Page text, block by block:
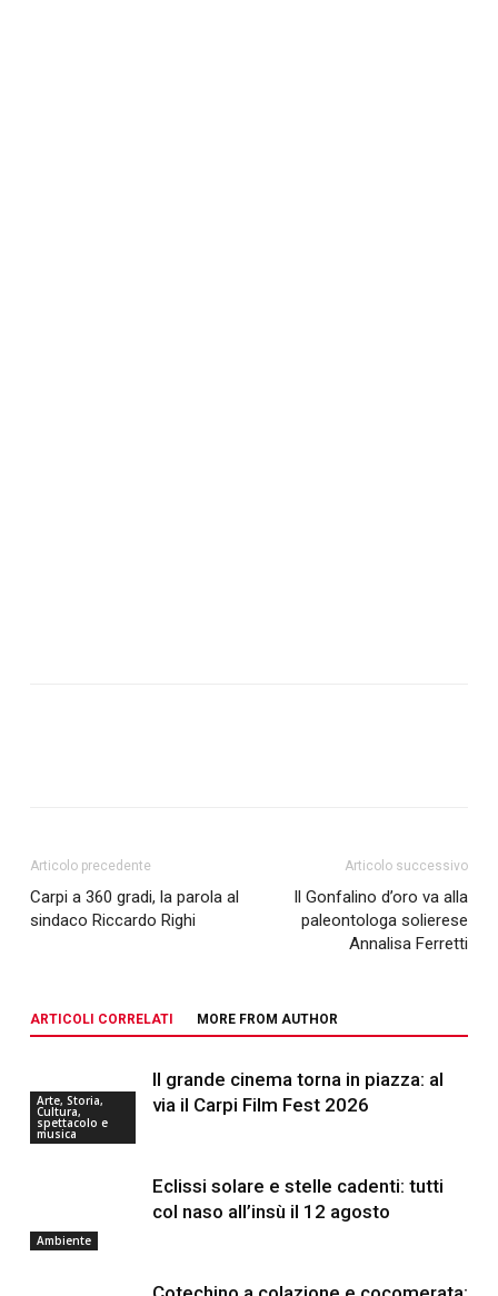
Articolo precedente
Carpi a 360 gradi, la parola al
sindaco Riccardo Righi
Articolo successivo
Il Gonfalino d’oro va alla
paleontologa solierese
Annalisa Ferretti
ARTICOLI CORRELATI MORE FROM AUTHOR
Arte, Storia,
Cultura,
spettacolo e
musica
Il grande cinema torna in piazza: al
via il Carpi Film Fest 2026
Ambiente
Eclissi solare e stelle cadenti: tutti
col naso all’insù il 12 agosto